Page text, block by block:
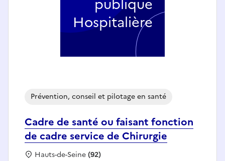
Cadre de santé ou faisant fonction
de cadre service de Chirurgie
Prévention, conseil et pilotage en santé
Localisation :
Hauts-de-Seine(92)
publique
Hospitalière